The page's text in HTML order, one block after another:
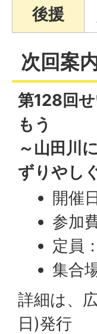
後援
次回案
第128回
もう
～山田川
ずりやし
開催
参加
定員
集合
詳細は、
日)発行